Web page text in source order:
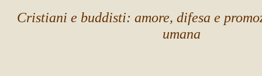
Cristiani e buddisti: amore, difesa e
umana